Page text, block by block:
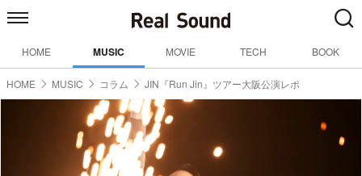
HOME MUSIC MOVIE TECH BOOK
HOME MUSIC コラム JIN『Run Jin』ツアー大阪公演レポ